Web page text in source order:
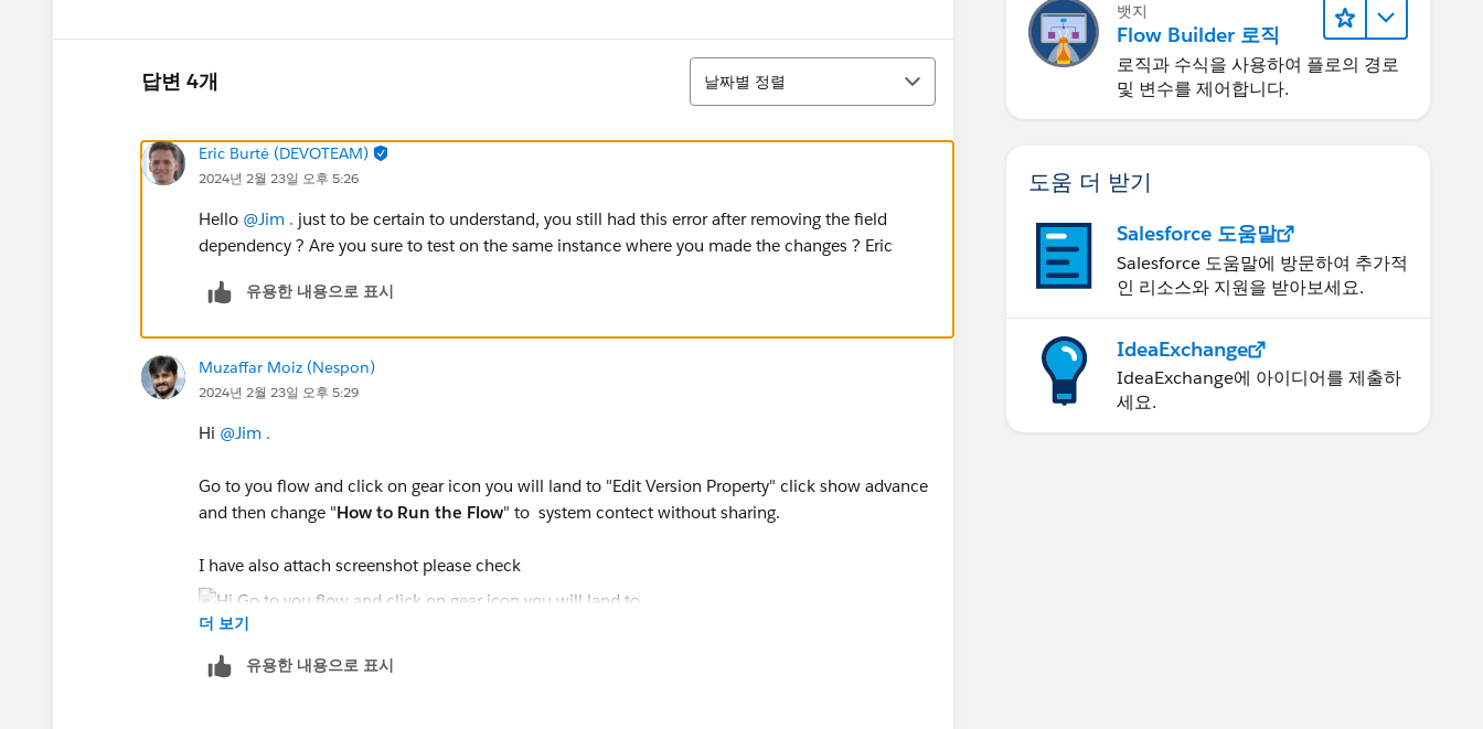
답변 4개
정렬
날짜별 정렬
Eric Burté (DEVOTEAM)
2024년 2월 23일 오후 5:26
Hello @Jim . just to be certain to understand, you still had this error after removing the field
dependency ? Are you sure to test on the same instance where you made the changes ? Eric
유용한 내용으로 표시
Muzaffar Moiz (Nespon)
2024년 2월 23일 오후 5:29
Hi @Jim .
Go to you flow and click on gear icon you will land to "Edit Version Property" click show advance
and then change "How to Run the Flow" to system contect without sharing.
I have also attach screenshot please check
더 보기
유용한 내용으로 표시
뱃지
Flow Builder 로직
로직과 수식을 사용하여 플로의 경로
및 변수를 제어합니다.
도움 더 받기
Salesforce 도움말
Salesforce 도움말에 방문하여 추가적
인 리소스와 지원을 받아보세요.
IdeaExchange
IdeaExchange에 아이디어를 제출하
세요.